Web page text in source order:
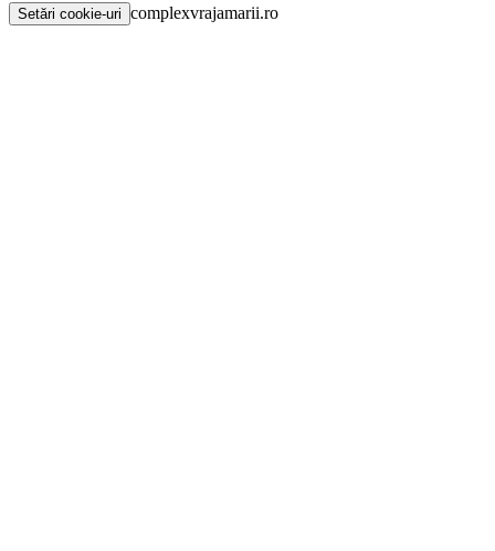
Setări cookie-uri complexvrajamarii.ro